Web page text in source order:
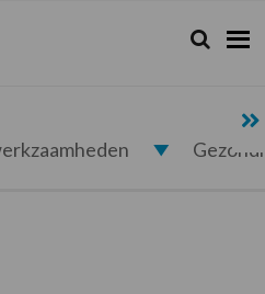
Zoeken...
Zoek